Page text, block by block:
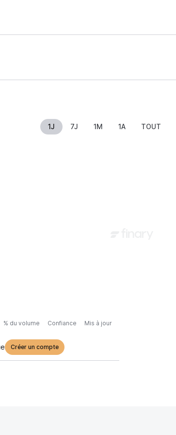
1J 7J 1M 1A TOUT
% du volume Confiance Mis à jour
Créer un compte